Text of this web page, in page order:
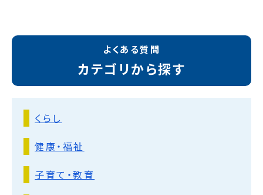
よくある質問
カテゴリから探す
くらし
健康・福祉
子育て・教育